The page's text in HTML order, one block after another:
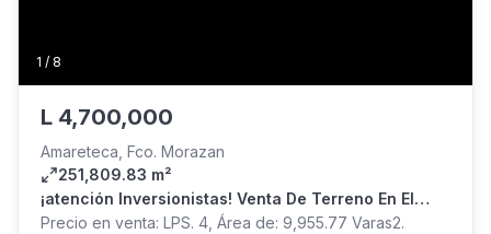
1 / 8
L 4,700,000
Amareteca, Fco. Morazan
251,809.83 m²
¡atención Inversionistas! Venta De Terreno En El
Valle De Amarateca
Precio en venta: LPS. 4, Área de: 9,955.77 Varas2.